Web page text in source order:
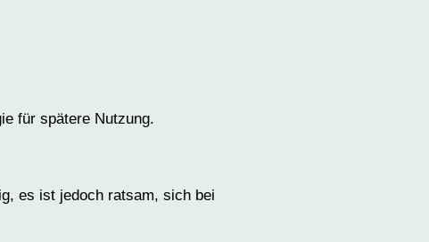
für spätere Nutzung.
es ist jedoch ratsam, sich bei